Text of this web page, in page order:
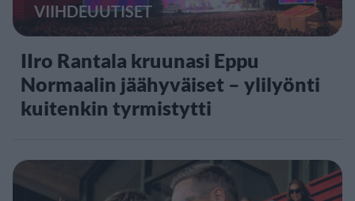
VIIHDEUUTISET
IIro Rantala kruunasi Eppu
Normaalin jäähyväiset – ylilyönti
kuitenkin tyrmistytti